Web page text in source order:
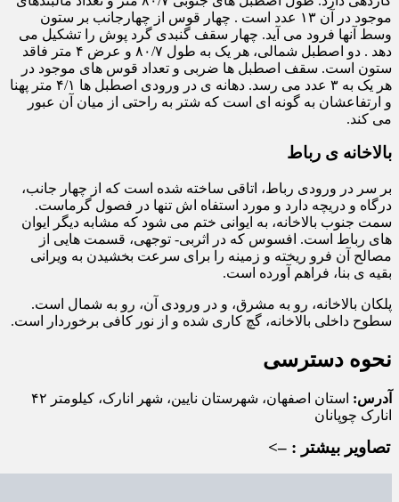
موجود در آن ۱۳ عدد است . چهار قوس از چهارجانب بر ستون
وسط آنها فرود می آید. چهار سقف گنبدی گرد پوش را تشکیل می
دهد . دو اصطبل شمالی، هر یک به طول ۸۰/۷ و عرض ۴ متر فاقد
ستون است. سقف اصطبل ها ضربی و تعداد قوس های موجود در
هر یک به ۳ عدد می رسد. دهانه ی در ورودی اصطبل ها ۴/۱ متر پهنا
و ارتفاعشان به گونه ای است که شتر به راحتی از میان آن عبور
می کند.
بالاخانه ی رباط
بر سر در ورودی رباط، اتاقی ساخته شده است که از چهار جانب،
درگاه و دریچه دارد و مورد استفاه اش تنها در فصول گرماست.
سمت جنوب بالاخانه، به ایوانی ختم می شود که مشابه دیگر ایوان
های رباط است. افسوس که در اثربی- توجهی، قسمت هایی از
مصالح آن فرو ریخته و زمینه را برای سرعت بخشیدن به ویرانی
بقیه ی بنا، فراهم آورده است.
پلکان بالاخانه، رو به مشرق، و در ورودی آن، رو به شمال است.
سطوح داخلی بالاخانه، گچ کاری شده و از نور کافی برخوردار است.
نحوه دسترسی
آدرس:
استان اصفهان، شهرستان نایین، شهر انارک، کیلومتر ۴۲
انارک چوپانان
تصاویر بیشتر : –>